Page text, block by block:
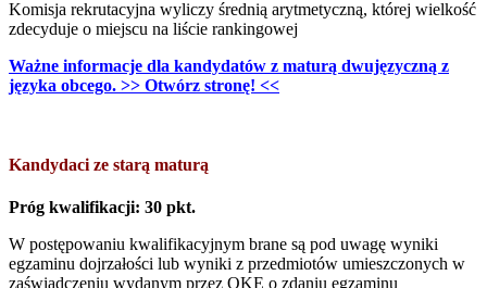
Komisja rekrutacyjna wyliczy średnią arytmetyczną, której wielkość
zdecyduje o miejscu na liście rankingowej
Ważne informacje dla kandydatów z maturą dwujęzyczną z
języka obcego. >> Otwórz stronę! <<
Kandydaci ze starą maturą
Próg kwalifikacji: 30 pkt.
W postępowaniu kwalifikacyjnym brane są pod uwagę wyniki
egzaminu dojrzałości lub wyniki z przedmiotów umieszczonych w
zaświadczeniu wydanym przez OKE o zdaniu egzaminu